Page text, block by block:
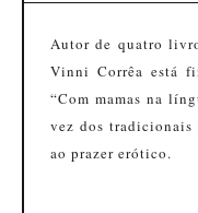
Autor de quatro
Vinni Corrêa está
“Com mamas na
vez dos tradicionais
ao prazer erótico.